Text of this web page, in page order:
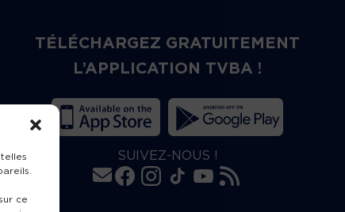
ce
TÉLÉCHARGEZ GRATUITEMENT
L’APPLICATION TVBA !
SUIVEZ-NOUS !